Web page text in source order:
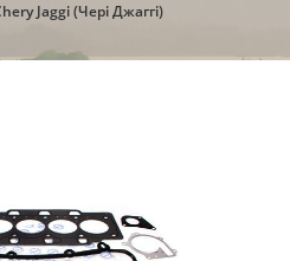
Jaggi (Чері Джаггі)